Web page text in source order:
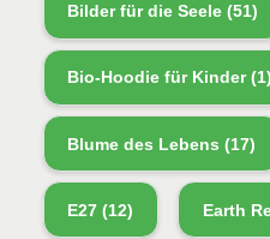
Bilder für die Seele (51)
Bio-Hoodie für Kinder(1)
Blume des Lebens (17)
E27 (12) Earth